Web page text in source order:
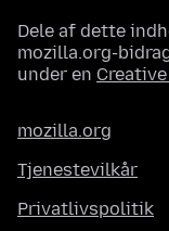
Dele af dette
mozilla.org-
under en
mozilla.org
Tjenestevilkår
Privatlivspolitik